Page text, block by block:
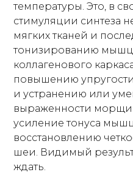
температуры. Это, в
стимуляции синтеза
мягких тканей и
тонизированию
коллагенового
повышению
и устранению или
выраженности
усиление тонуса
восстановлению
шеи. Видимый
ждать.